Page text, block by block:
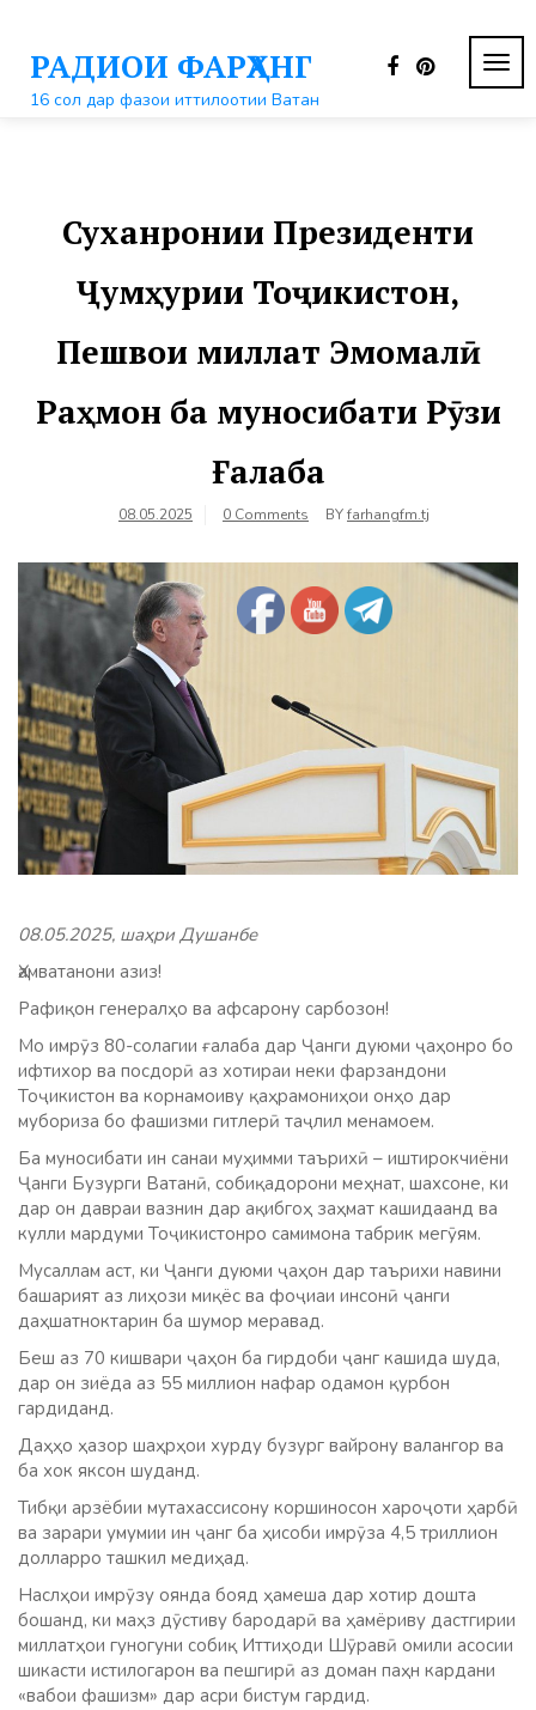
контентуРАДИОИ ФАРҲАНГ
16 сол дар фазои иттилоотии Ватан
Суханронии Президенти
Ҷумҳурии Тоҷикистон,
Пешвои миллат Эмомалӣ
Раҳмон ба муносибати Рӯзи
Ғалаба
08.05.2025 0 Comments BYfarhangfm.tj
08.05.2025, шаҳри Душанбе
Ҳамватанони азиз!
Рафиқон генералҳо ва афсарону сарбозон!
Мо имрӯз 80-солагии ғалаба дар Ҷанги дуюми ҷаҳонро бо
ифтихор ва посдорӣ аз хотираи неки фарзандони
Тоҷикистон ва корнамоиву қаҳрамониҳои онҳо дар
мубориза бо фашизми гитлерӣ таҷлил менамоем.
Ба муносибати ин санаи муҳимми таърихӣ – иштирокчиёни
Ҷанги Бузурги Ватанӣ, собиқадорони меҳнат, шахсоне, ки
дар он давраи вазнин дар ақибгоҳ заҳмат кашидаанд ва
кулли мардуми Тоҷикистонро самимона табрик мегӯям.
Мусаллам аст, ки Ҷанги дуюми ҷаҳон дар таърихи навини
башарият аз лиҳози миқёс ва фоҷиаи инсонӣ ҷанги
даҳшатноктарин ба шумор меравад.
Беш аз 70 кишвари ҷаҳон ба гирдоби ҷанг кашида шуда,
дар он зиёда аз 55 миллион нафар одамон қурбон
гардиданд.
Даҳҳо ҳазор шаҳрҳои хурду бузург вайрону валангор ва
ба хок яксон шуданд.
Тибқи арзёбии мутахассисону коршиносон хароҷоти ҳарбӣ
ва зарари умумии ин ҷанг ба ҳисоби имрӯза 4,5 триллион
долларро ташкил медиҳад.
Наслҳои имрӯзу оянда бояд ҳамеша дар хотир дошта
бошанд, ки маҳз дӯстиву бародарӣ ва ҳамёриву дастгирии
миллатҳои гуногуни собиқ Иттиҳоди Шӯравӣ омили асосии
шикасти истилогарон ва пешгирӣ аз доман паҳн кардани
«вабои фашизм» дар асри бистум гардид.